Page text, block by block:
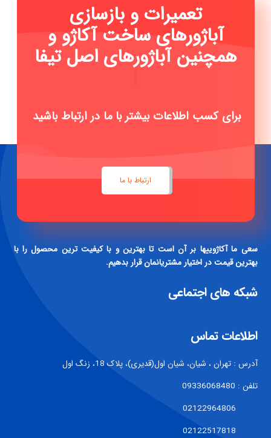
تعمیرات و بازسازی
آباژورهای ساخت آکاژو و
همچنین آباژورهای اصل
سعی ما آکاژوییها بر آن است تا بهترین و با کیفیت ترین محصول را با
بهترین قیمت در اختیار مشتریانمان قرار بدهیم.
اطلاعات تماس
آدرس : تهران ، شیان، شیان اول(قدیری)، پلاک 18، زنگ اول
تلفن : 09336068480